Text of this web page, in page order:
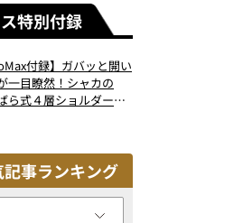
特別付録
付録】ガバッと開い
一目瞭然！シャカの
ら式４層ショルダーバ
事ランキング